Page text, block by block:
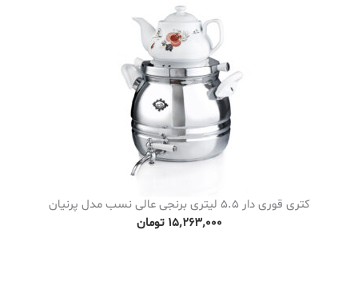
کتری قوری دار 5.5 لیتری برنجی عالی نسب مدل پرنیان
۱۵٬۲۶۳٬۰۰۰ تومان